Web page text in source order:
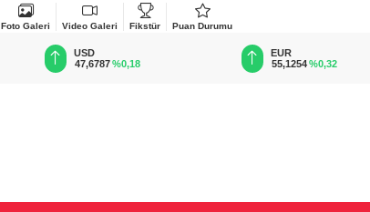
Foto Galeri Video Galeri Fikstür Puan Durumu
USD
47,6787 %0,18
EUR
55,1254%0,32